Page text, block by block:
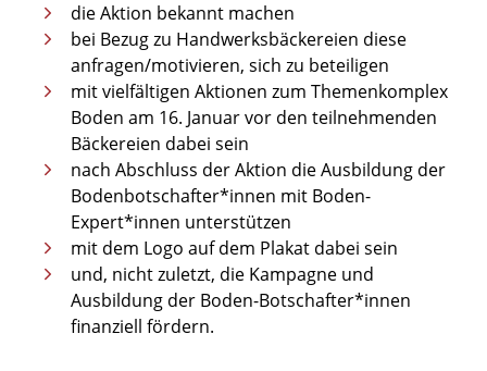
die Aktion bekannt machen
bei Bezug zu Handwerksbäckereien diese
anfragen/motivieren, sich zu beteiligen
mit vielfältigen Aktionen zum Themenkomplex
Boden am 16. Januar vor den teilnehmenden
Bäckereien dabei sein
nach Abschluss der Aktion die Ausbildung der
Bodenbotschafter*innen mit Boden-
Expert*innen unterstützen
mit dem Logo auf dem Plakat dabei sein
und, nicht zuletzt, die Kampagne und
Ausbildung der Boden-Botschafter*innen
finanziell fördern.